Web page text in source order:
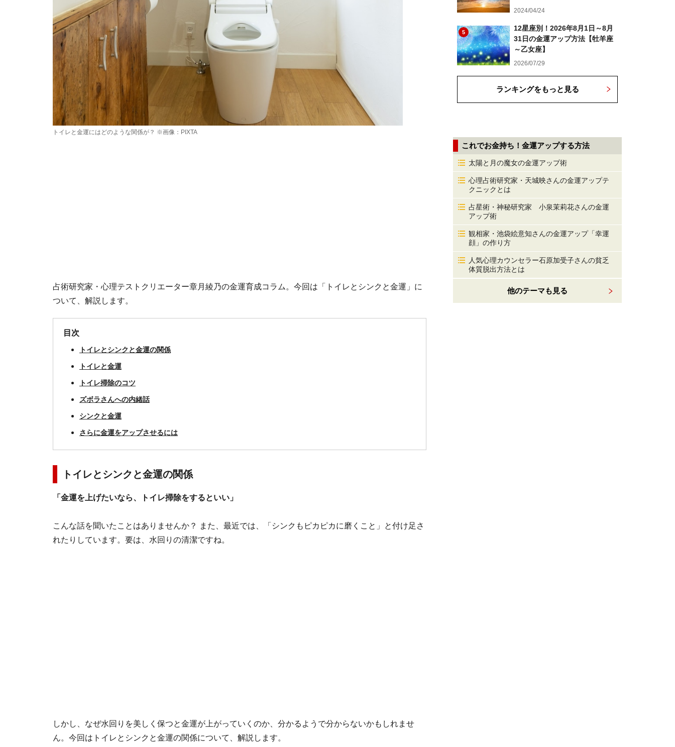
トイレと金運にはどのような関係が？ ※画像：PIXTA
占術研究家・心理テストクリエーター章月綾乃の金運育成コラム。今回は「トイレとシンクと金運」に
ついて、解説します。
目次
トイレとシンクと金運の関係
トイレと金運
トイレ掃除のコツ
ズボラさんへの内緒話
シンクと金運
さらに金運をアップさせるには
トイレとシンクと金運の関係
「金運を上げたいなら、トイレ掃除をするといい」
こんな話を聞いたことはありませんか？ また、最近では、「シンクもピカピカに磨くこと」と付け足さ
れたりしています。要は、水回りの清潔ですね。
しかし、なぜ水回りを美しく保つと金運が上がっていくのか、分かるようで分からないかもしれませ
ん。今回はトイレとシンクと金運の関係について、解説します。
2024/04/24
5
12星座別！2026年8月1日～8月
31日の金運アップ方法【牡羊座
～乙女座】
2026/07/29
ランキングをもっと見る
これでお金持ち！金運アップする方法
太陽と月の魔女の金運アップ術
心理占術研究家・天城映さんの金運アップテ
クニックとは
占星術・神秘研究家 小泉茉莉花さんの金運
アップ術
観相家・池袋絵意知さんの金運アップ「幸運
顔」の作り方
人気心理カウンセラー石原加受子さんの貧乏
体質脱出方法とは
他のテーマも見る